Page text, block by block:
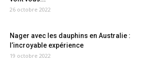
26 octobre 2022
Nager avec les dauphins en Australie :
l’incroyable expérience
19 octobre 2022